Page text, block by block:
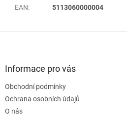
EAN: 5113060000004
Informace pro vás
Obchodní podmínky
Ochrana osobních údajů
O nás